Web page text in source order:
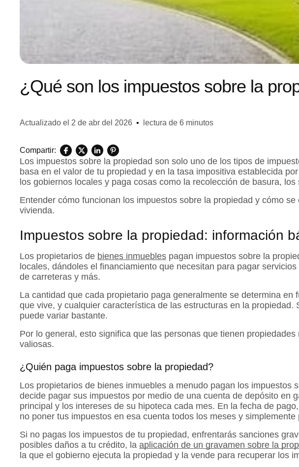
¿Qué son los impuestos sobre la
Actualizado el 2 de abr del 2026 • lectura de 6 minutos
Compartir:
Los impuestos sobre la propiedad son solo uno de los tipos de
basa en el valor de tu propiedad y en la tasa impositiva establecida
los gobiernos locales y paga cosas como la recolección de basura,
Entender cómo funcionan los impuestos sobre la propiedad y cómo
vivienda.
Impuestos sobre la propiedad: información
Los propietarios de bienes inmuebles pagan impuestos sobre la
locales, dándoles el financiamiento que necesitan para pagar
de carreteras y más.
La cantidad que cada propietario paga generalmente se determina
que vive, y cualquier característica de las estructuras en la propiedad.
puede variar bastante.
Por lo general, esto significa que las personas que tienen
valiosas.
¿Quién paga impuestos sobre la propiedad?
Los propietarios de bienes inmuebles a menudo pagan los impuestos
decide pagar sus impuestos por medio de una cuenta de depósito en
principal y los intereses de su hipoteca cada mes. En la fecha de
no poner tus impuestos en esa cuenta todos los meses y
Si no pagas los impuestos de tu propiedad, enfrentarás sanciones
posibles daños a tu crédito, la aplicación de un gravamen sobre la
la que el gobierno ejecuta la propiedad y la vende para recuperar los